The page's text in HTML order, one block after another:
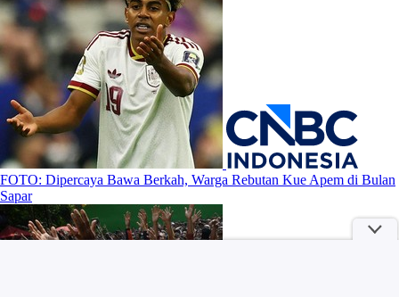
FOTO: Dipercaya Bawa Berkah, Warga Rebutan Kue Apem di Bulan
Sapar